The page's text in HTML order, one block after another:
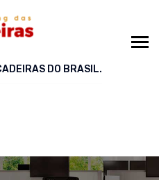
DO BRASIL.